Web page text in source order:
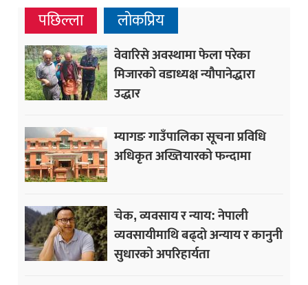
पछिल्ला लोकप्रिय
वेवारिसे अवस्थामा फेला परेका
मिजारको वडाध्यक्ष न्यौपानेद्धारा
उद्धार
म्यागङ गाउँपालिका सूचना प्रविधि
अधिकृत अख्तियारको फन्दामा
चेक, व्यवसाय र न्याय: नेपाली
व्यवसायीमाथि बढ्दो अन्याय र कानुनी
सुधारको अपरिहार्यता